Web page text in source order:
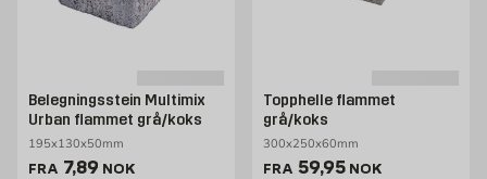
Belegningsstein Multimix
Urban flammet grå/koks
195x130x50mm
FRA Pris 7.89 NOK /stk
7,89 NOK
Topphelle flammet
grå/koks
300x250x60mm
FRA Pris 59.95 NOK /stk
59,95 NOK